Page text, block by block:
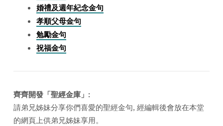
婚禮及週年紀念金句
孝順父母金句
勉勵金句
祝福金句
齊齊開發「聖經金庫」:
請弟兄姊妹分享你們喜愛的聖經金句, 經編輯後會放在本堂
的網頁上供弟兄姊妹享用。